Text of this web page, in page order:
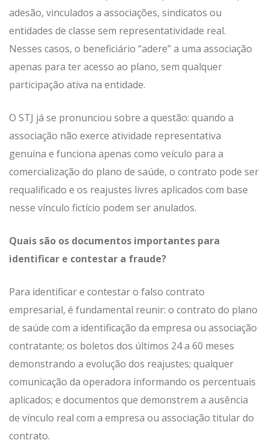
adesão, vinculados a associações, sindicatos ou
entidades de classe sem representatividade real.
Nesses casos, o beneficiário “adere” a uma associação
apenas para ter acesso ao plano, sem qualquer
participação ativa na entidade.
O STJ já se pronunciou sobre a questão: quando a
associação não exerce atividade representativa
genuína e funciona apenas como veículo para a
comercialização do plano de saúde, o contrato pode ser
requalificado e os reajustes livres aplicados com base
nesse vínculo fictício podem ser anulados.
Quais são os documentos importantes para
identificar e contestar a fraude?
Para identificar e contestar o falso contrato
empresarial, é fundamental reunir: o contrato do plano
de saúde com a identificação da empresa ou associação
contratante; os boletos dos últimos 24 a 60 meses
demonstrando a evolução dos reajustes; qualquer
comunicação da operadora informando os percentuais
aplicados; e documentos que demonstrem a ausência
de vínculo real com a empresa ou associação titular do
contrato.